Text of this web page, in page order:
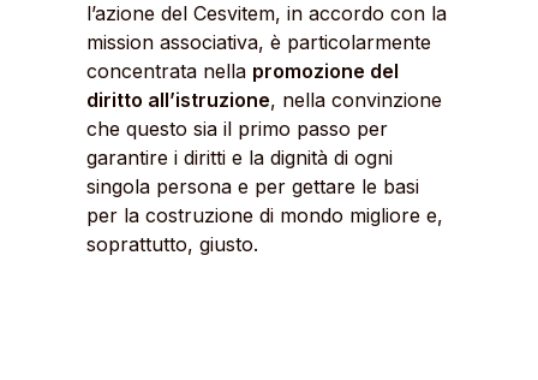
l’azione del Cesvitem, in accordo con la
mission associativa, è particolarmente
concentrata nella promozione del
diritto all’istruzione, nella convinzione
che questo sia il primo passo per
garantire i diritti e la dignità di ogni
singola persona e per gettare le basi
per la costruzione di mondo migliore e,
soprattutto, giusto.